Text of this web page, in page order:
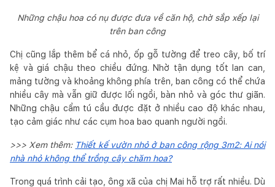
Những chậu hoa có nụ được đưa về căn hộ, chờ sắp xếp lại
trên ban công
Chị cũng lắp thêm bể cá nhỏ, ốp gỗ tường để treo cây, bố trí
kệ và giá chậu theo chiều đứng. Nhờ tận dụng tốt lan can,
mảng tường và khoảng không phía trên, ban công có thể chứa
nhiều cây mà vẫn giữ được lối ngồi, bàn nhỏ và góc thư giãn.
Những chậu cẩm tú cầu được đặt ở nhiều cao độ khác nhau,
tạo cảm giác như các cụm hoa bao quanh người ngồi.
>>> Xem thêm: Thiết kế vườn nhỏ ở ban công rộng 3m2: Ai nói
nhà nhỏ không thể trồng cây chăm hoa?
Trong quá trình cải tạo, ông xã của chị Mai hỗ trợ rất nhiều. Dù